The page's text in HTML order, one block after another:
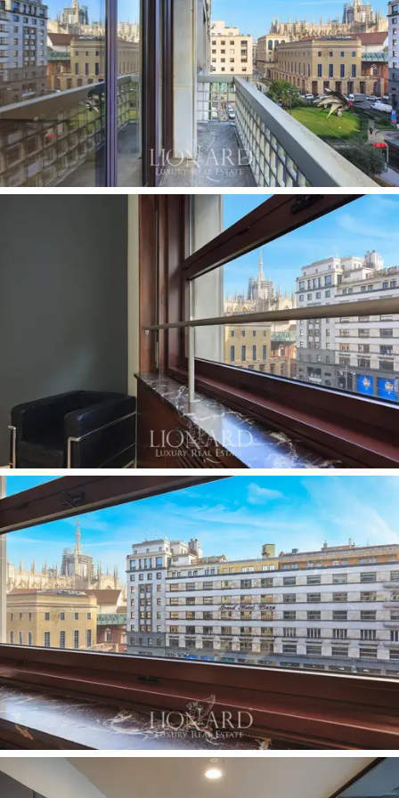
s'immerger dans le dynamisme et l'élégance du centre
de Milan, avec un accès immédiat aux restaurants de
haute cuisine, aux boutiques de luxe et aux lieux d'art
intemporels.
Celuxueux appartement de 450 m²se distingue par
sesgrandes salles de réception,des espaces
élégants et lumineux qui offrent des possibilités infinies
de personnalisation. Ces pièces spacieuses et
accueillantes sont idéales pour ceux qui souhaitent
résidence privée exclusiveou un bureau
prestigieux au cœur de Milan. Chaque pièce a été
conçue avec une grande attention aux détails, assurant
une fusion parfaite entre l'esthétique et le pratique.
Les grandes fenêtres qui caractérisent chaque pièce
de l'appartement assurent une luminosité constante et
unevue privilégiée sur les flèches du Duomo,
symbole immortel de la ville. Ces fenêtres n'encadrent
pas seulement l'une des vues les plus évocatrices de
Milan, mais créent également une atmosphère sereine
et relaxante, idéale pour les moments de détente ou
les réunions d'affaires. Lesfinitions soignéessont
évidentes dans chaque coin de l'appartement :les
parquets de haute qualité, soigneusement
sélectionnés et posés, ajoutent une touche de chaleur
et de raffinement, reflétant la lumière naturelle d'une
manière sublime. La structure et la distribution des
espaces intérieurs ont été conçues pour maximiser le
confort et la fonctionnalité. Chaque pièce est conçue
pour garantirl'intimitéetl'indépendance, avec la
possibilité de créer des zones séparées pour la
relaxation, le travail ou le divertissement. La propriété